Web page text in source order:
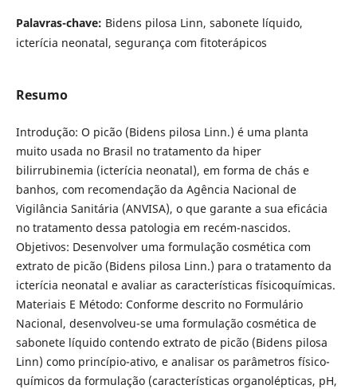
Palavras-chave: Bidens pilosa Linn, sabonete líquido,
icterícia neonatal, segurança com fitoterápicos
Resumo
Introdução: O picão (Bidens pilosa Linn.) é uma planta
muito usada no Brasil no tratamento da hiper
bilirrubinemia (icterícia neonatal), em forma de chás e
banhos, com recomendação da Agência Nacional de
Vigilância Sanitária (ANVISA), o que garante a sua eficácia
no tratamento dessa patologia em recém-nascidos.
Objetivos: Desenvolver uma formulação cosmética com
extrato de picão (Bidens pilosa Linn.) para o tratamento da
icterícia neonatal e avaliar as características físicoquímicas.
Materiais E Método: Conforme descrito no Formulário
Nacional, desenvolveu-se uma formulação cosmética de
sabonete líquido contendo extrato de picão (Bidens pilosa
Linn) como princípio-ativo, e analisar os parâmetros físico-
químicos da formulação (características organolépticas, pH,